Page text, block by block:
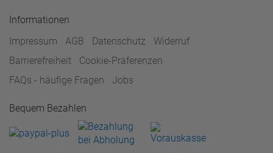
Informationen
Impressum
AGB Datenschutz
Widerruf
Barrierefreiheit
Cookie-Präferenzen
FAQs - häufige Fragen
Jobs
Bequem Bezahlen